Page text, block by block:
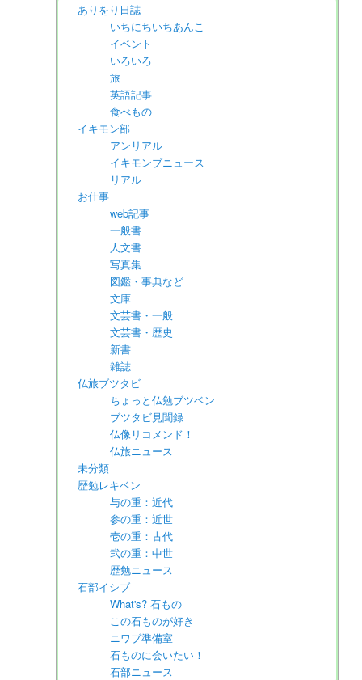
ありをり日誌
いちにちいちあんこ
イベント
いろいろ
旅
英語記事
食べもの
イキモン部
アンリアル
イキモンブニュース
リアル
お仕事
web記事
一般書
人文書
写真集
図鑑・事典など
文庫
文芸書・一般
文芸書・歴史
新書
雑誌
仏旅ブツタビ
ちょっと仏勉ブツベン
ブツタビ見聞録
仏像リコメンド！
仏旅ニュース
未分類
歴勉レキベン
与の重：近代
参の重：近世
壱の重：古代
弐の重：中世
歴勉ニュース
石部イシブ
What's? 石もの
この石ものが好き
ニワブ準備室
石ものに会いたい！
石部ニュース